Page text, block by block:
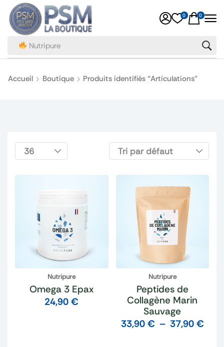
Nutripure
0 0
Accueil Boutique Produits identifiés “Articulations”
Nutripure
Omega 3 Epax
24,90€
Nutripure
Peptides de
Collagène Marin
Sauvage
33,90 € – 37,90 €